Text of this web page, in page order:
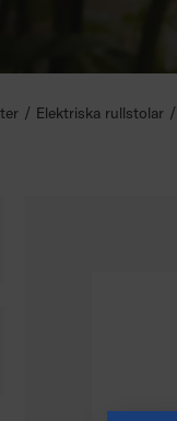
Elektriska rullstolar